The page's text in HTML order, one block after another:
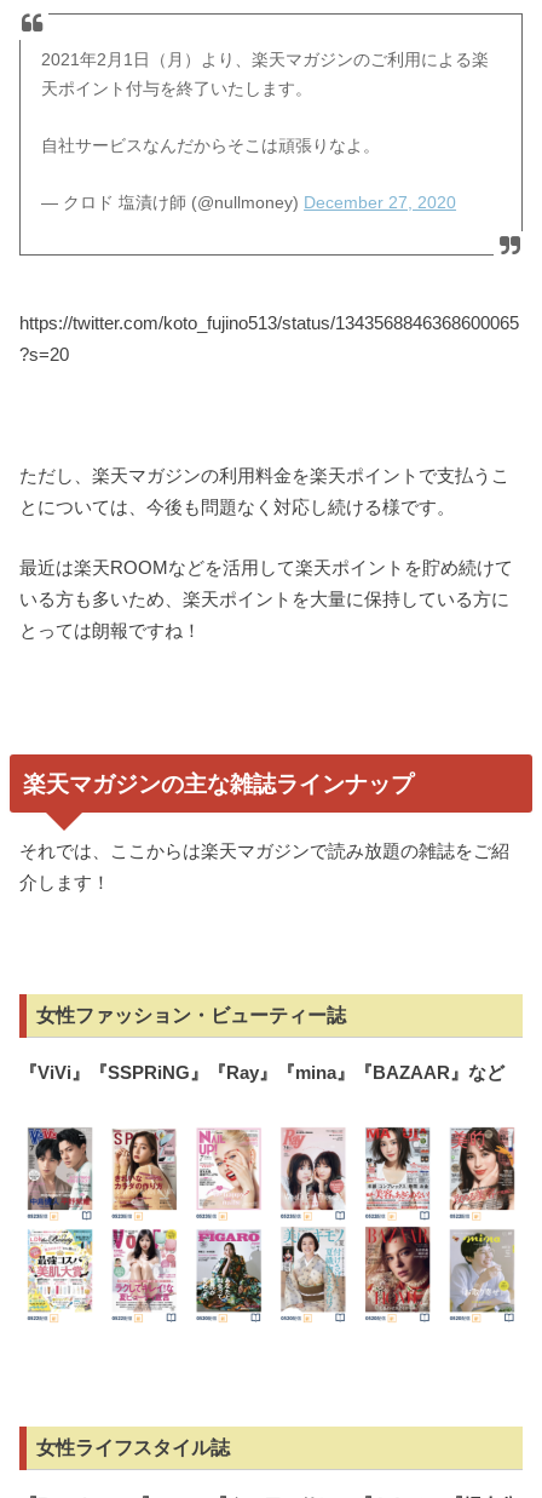
2021年2月1日（月）より、楽天マガジンのご利用による楽
天ポイント付与を終了いたします。
自社サービスなんだからそこは頑張りなよ。
— クロド 塩漬け師 (@nullmoney) December 27, 2020
https://twitter.com/koto_fujino513/status/1343568846368600065
?s=20
ただし、楽天マガジンの利用料金を楽天ポイントで支払うこ
とについては、今後も問題なく対応し続ける様です。
最近は楽天ROOMなどを活用して楽天ポイントを貯め続けて
いる方も多いため、楽天ポイントを大量に保持している方に
とっては朗報ですね！
楽天マガジンの主な雑誌ラインナップ
それでは、ここからは楽天マガジンで読み放題の雑誌をご紹
介します！
女性ファッション・ビューティー誌
『ViVi 』『SSPRiNG 』『Ray 』『mina』『BAZAAR 』など
女性ライフスタイル誌